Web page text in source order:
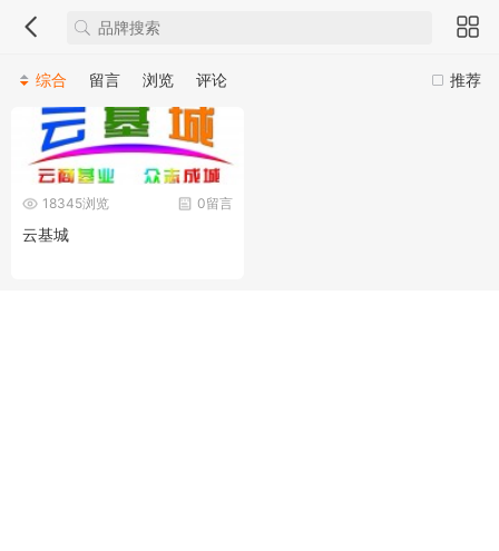
推荐
综合 留言 浏览 评论
0留言
18345浏览
云基城